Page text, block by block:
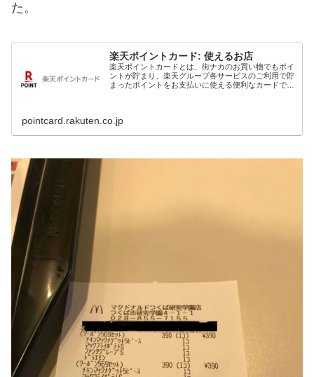
た。
楽天ポイントカード: 使えるお店
楽天ポイントカードとは、街ナカのお買い物でもポイ
ントが貯まり、楽天グループ各サービスのご利用で貯
まったポイントをお支払いに使える便利なカードで
pointcard.rakuten.co.jp